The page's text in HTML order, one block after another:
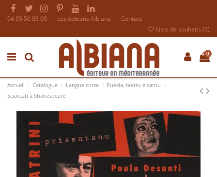
04 95 50 03 00 Les éditions Albiana
Contact
Liste de souhaits (0)
0
Accueil Catalogue Langue corse
Puesia, teatru è cantu
Sciaccati à Shakespeare